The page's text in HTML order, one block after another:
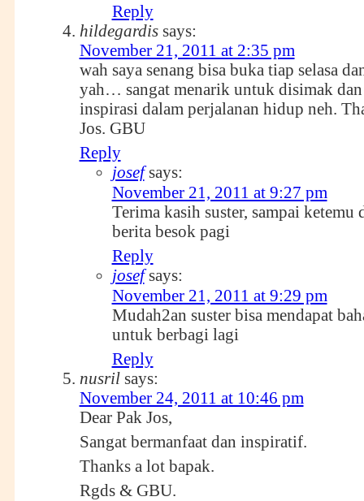
Reply
hildegardis says:
November 21, 2011 at 2:35 pm
wah saya senang bisa buka tiap selasa
yah… sangat menarik untuk disimak
inspirasi dalam perjalanan hidup neh.
Jos. GBU
Reply
josef says:
November 21, 2011 at 9:27 pm
Terima kasih suster, sampai ketemu
berita besok pagi
Reply
josef says:
November 21, 2011 at 9:29 pm
Mudah2an suster bisa mendapat
untuk berbagi lagi
Reply
nusril says:
November 24, 2011 at 10:46 pm
Dear Pak Jos,
Sangat bermanfaat dan inspiratif.
Thanks a lot bapak.
Rgds & GBU.